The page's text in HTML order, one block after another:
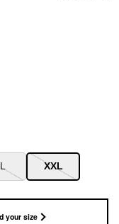
XXL
your size